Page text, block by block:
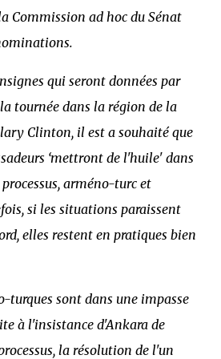
Commission ad hoc du Sénat
qui seront données par
tournée dans la région de la
Clinton, il est a souhaité que
‘mettront de l'huile' dans
arméno-turc et
si les situations paraissent
elles restent en pratiques bien
turques sont dans une impasse
à l'insistance d'Ankara de
la résolution de l'un